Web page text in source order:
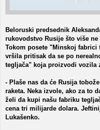
Beloruski predsednik
rukovodstvo Rusije što više
Tokom posete "Minskoj fabrici
vršila pritisak da se po
tegljača" koja proizvodi vozila
- Plaše nas da će Rusija
raketa. Neka izvole, ako za to
želi da kupi našu fabriku
cena tri milijarde dolara.
Lukašenko.